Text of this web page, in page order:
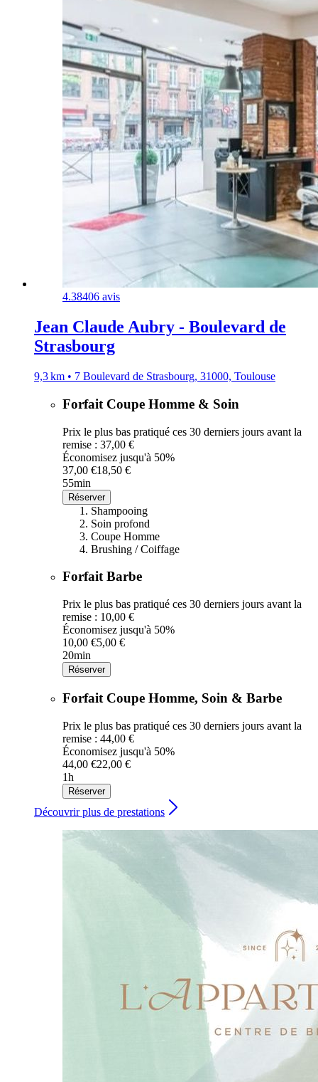
4.38406 avis
Jean Claude Aubry - Boulevard de
Strasbourg
9,3 km • 7 Boulevard de Strasbourg, 31000, Toulouse
Forfait Coupe Homme & Soin
Prix le plus bas pratiqué ces 30 derniers jours avant la
remise : 37,00 €
Économisez jusqu'à 50%
37,00 €18,50 €
55min
Réserver
Shampooing
Soin profond
Coupe Homme
Brushing / Coiffage
Forfait Barbe
Prix le plus bas pratiqué ces 30 derniers jours avant la
remise : 10,00 €
Économisez jusqu'à 50%
10,00 €5,00 €
20min
Réserver
Forfait Coupe Homme, Soin & Barbe
Prix le plus bas pratiqué ces 30 derniers jours avant la
remise : 44,00 €
Économisez jusqu'à 50%
44,00 €22,00 €
1h
Réserver
Découvrir plus de prestations